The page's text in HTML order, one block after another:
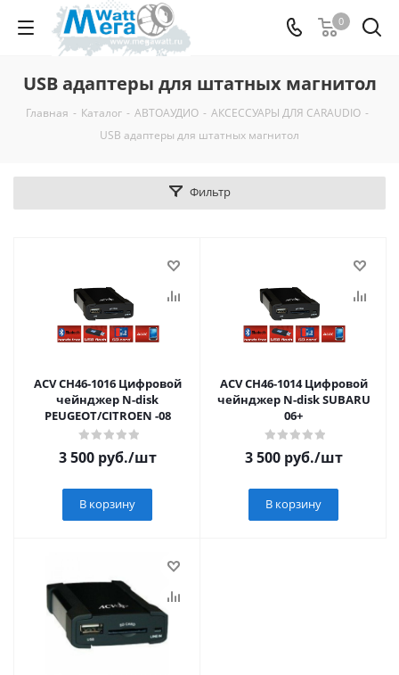
0
USB адаптеры для штатных магнитол
Главная - Каталог - АВТОАУДИО - АКСЕССУАРЫ ДЛЯ CARAUDIO -
USB адаптеры для штатных магнитол
Фильтр
ACV CH46-1016 Цифровой
чейнджер N-disk
PEUGEOT/CITROEN -08
3 500руб./шт
В корзину
ACV CH46-1014 Цифровой
чейнджер N-disk SUBARU
06+
3 500руб./шт
В корзину